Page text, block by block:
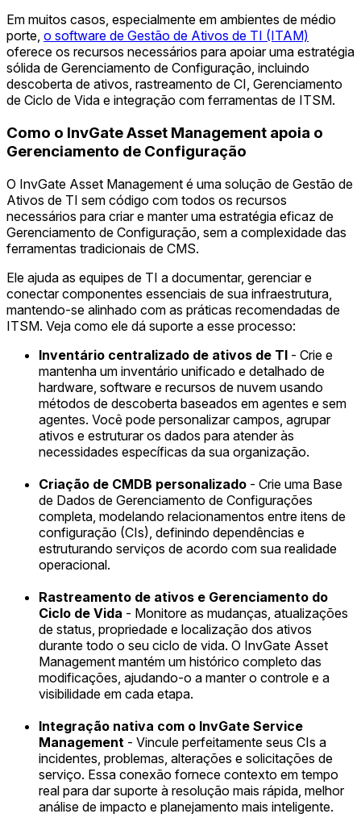
Em muitos casos, especialmente em ambientes de médio
porte, o software de Gestão de Ativos de TI (ITAM)
oferece os recursos necessários para apoiar uma estratégia
sólida de Gerenciamento de Configuração, incluindo
descoberta de ativos, rastreamento de CI, Gerenciamento
de Ciclo de Vida e integração com ferramentas de ITSM.
Como o InvGate Asset Management apoia o
Gerenciamento de Configuração
O InvGate Asset Management é uma solução de Gestão de
Ativos de TI sem código com todos os recursos
necessários para criar e manter uma estratégia eficaz de
Gerenciamento de Configuração, sem a complexidade das
ferramentas tradicionais de CMS.
Ele ajuda as equipes de TI a documentar, gerenciar e
conectar componentes essenciais de sua infraestrutura,
mantendo-se alinhado com as práticas recomendadas de
ITSM. Veja como ele dá suporte a esse processo:
Inventário centralizado de ativos de TI - Crie e
mantenha um inventário unificado e detalhado de
hardware, software e recursos de nuvem usando
métodos de descoberta baseados em agentes e sem
agentes. Você pode personalizar campos, agrupar
ativos e estruturar os dados para atender às
necessidades específicas da sua organização.
Criação de CMDB personalizado - Crie uma Base
de Dados de Gerenciamento de Configurações
completa, modelando relacionamentos entre itens de
configuração (CIs), definindo dependências e
estruturando serviços de acordo com sua realidade
operacional.
Rastreamento de ativos e Gerenciamento do
Ciclo de Vida - Monitore as mudanças, atualizações
de status, propriedade e localização dos ativos
durante todo o seu ciclo de vida. O InvGate Asset
Management mantém um histórico completo das
modificações, ajudando-o a manter o controle e a
visibilidade em cada etapa.
Integração nativa com o InvGate Service
Management - Vincule perfeitamente seus CIs a
incidentes, problemas, alterações e solicitações de
serviço. Essa conexão fornece contexto em tempo
real para dar suporte à resolução mais rápida, melhor
análise de impacto e planejamento mais inteligente.